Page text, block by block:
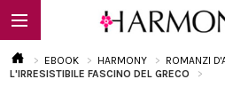
EBOOK HARMONY ROMANZI
L'IRRESISTIBILE FASCINO DEL GRECO